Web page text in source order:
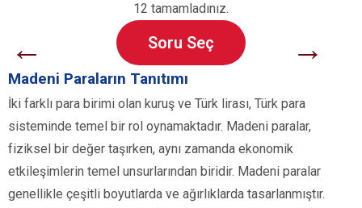
12 tamamladınız.
← Soru Seç →
Madeni Paraların Tanıtımı
İki farklı para birimi olan kuruş ve Türk lirası, Türk para
sisteminde temel bir rol oynamaktadır. Madeni paralar,
fiziksel bir değer taşırken, aynı zamanda ekonomik
etkileşimlerin temel unsurlarından biridir. Madeni paralar
genellikle çeşitli boyutlarda ve ağırlıklarda tasarlanmıştır.